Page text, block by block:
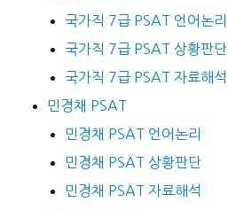
국가직 7급 PSAT 언어논리
국가직 7급 PSAT 상황판단
국가직 7급 PSAT 자료해석
민경채 PSAT
민경채 PSAT 언어논리
민경채 PSAT 상황판단
민경채 PSAT 자료해석